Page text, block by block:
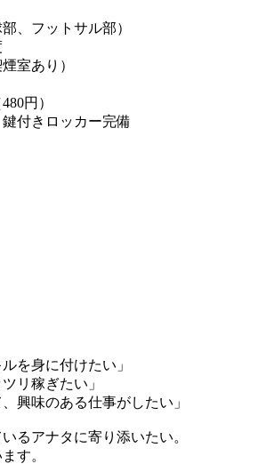
、フットサル部）
室あり）
円）
付きロッカー完備
を身に付けたい」
リ稼ぎたい」
興味のある仕事がしたい」
るアナタに寄り添いたい。
す。